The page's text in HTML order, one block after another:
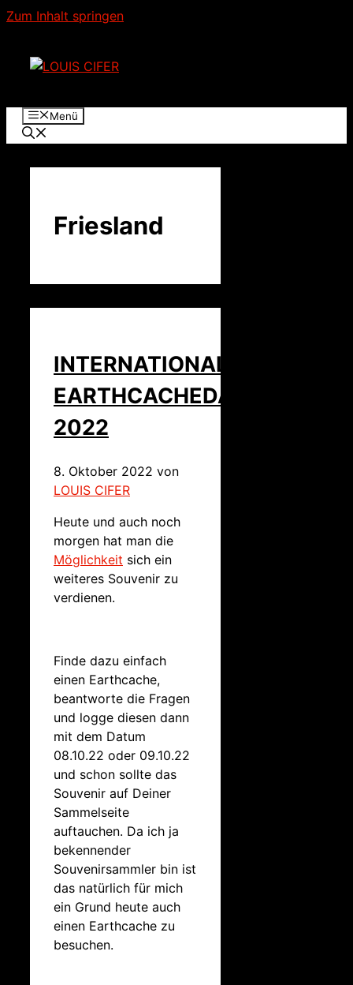
Zum Inhalt springen
Menü
Friesland
INTERNATIONAL
EARTHCACHEDAY
2022
8. Oktober 2022 von
LOUIS CIFER
Heute und auch noch
morgen hat man die
Möglichkeit sich ein
weiteres Souvenir zu
verdienen.
Finde dazu einfach
einen Earthcache,
beantworte die Fragen
und logge diesen dann
mit dem Datum
08.10.22 oder 09.10.22
und schon sollte das
Souvenir auf Deiner
Sammelseite
auftauchen. Da ich ja
bekennender
Souvenirsammler bin ist
das natürlich für mich
ein Grund heute auch
einen Earthcache zu
besuchen.